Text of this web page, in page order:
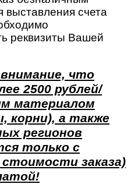
выставления счета
реквизиты Вашей
что
2500 рублей/
материалом
корни), а также
регионов
только с
заказа)